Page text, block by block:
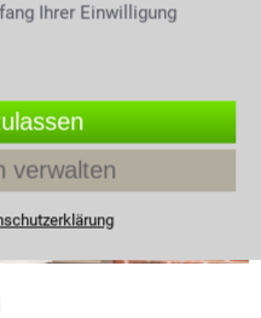
Ihrer Einwilligung
verwalten